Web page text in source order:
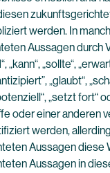
werden. In
Aussagen durch
„kann“, „sollte“,
„glaubt“,
„setzt fort“
oder einer anderen
werden,
Aussagen diese
Aussagen in